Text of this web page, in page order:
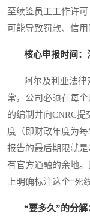
至续签员工工作许
可能导致罚款、信
核心申报时间：
阿尔及利亚法律
常，公司必须在每
的编制并向CNRC
度（即财政年度为
报告的最后期限就
有官方通融的余地
上明确标注这个“死
“要多久”的分